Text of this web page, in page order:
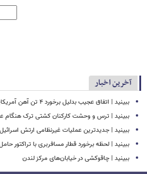
آخرین اخبار
ببینید | اتفاق عجیب بدلیل برخورد ۴ تن آهن آمریکایی به کره ماه
ببینید | ترس و وحشت کارکنان کشتی ترک هنگام
ببینید | جدیدترین عملیات غیرنظامی ارتش
ببینید | لحظه برخورد قطار مسافربری با تراکتور
ببینید | چاقوکشی در خیابان‌های مرکز لندن